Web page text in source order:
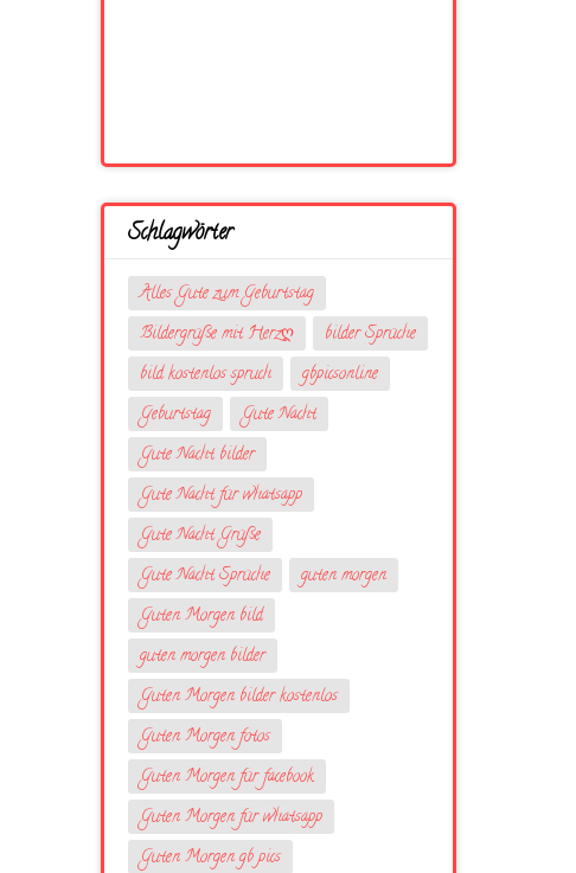
Schlagwörter
Alles Gute zum Geburtstag
Bildergrüße mit Herzღ
bilder Sprüche
bild kostenlos spruch
gbpicsonline
Geburtstag
Gute Nacht
Gute Nacht bilder
Gute Nacht für whatsapp
Gute Nacht Grüße
Gute Nacht Sprüche
guten morgen
Guten Morgen bild
guten morgen bilder
Guten Morgen bilder kostenlos
Guten Morgen fotos
Guten Morgen für facebook
Guten Morgen für whatsapp
Guten Morgen gb pics